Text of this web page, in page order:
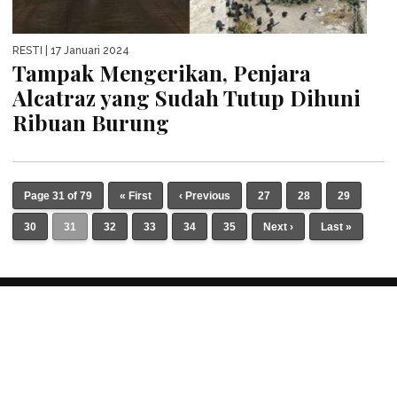
RESTI | 17 Januari 2024
Tampak Mengerikan, Penjara
Alcatraz yang Sudah Tutup Dihuni
Ribuan Burung
Page 31 of 79 « First ‹ Previous 27 28 29
30 31 32 33 34 35 Next › Last »